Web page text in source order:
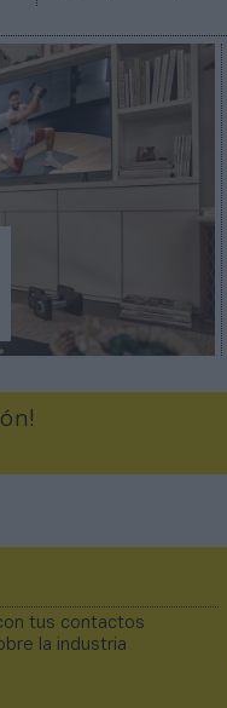
tus contactos
la industria